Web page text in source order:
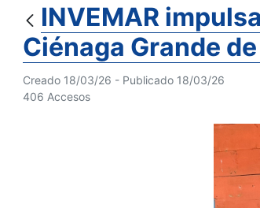
INVEMAR
Ciénaga Grande
Creado 18/03/26 - Publicado 18/03/26
406 Accesos